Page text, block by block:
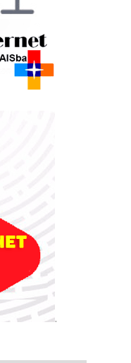
.